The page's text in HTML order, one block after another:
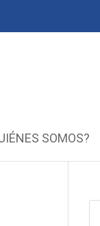
SOMOS?